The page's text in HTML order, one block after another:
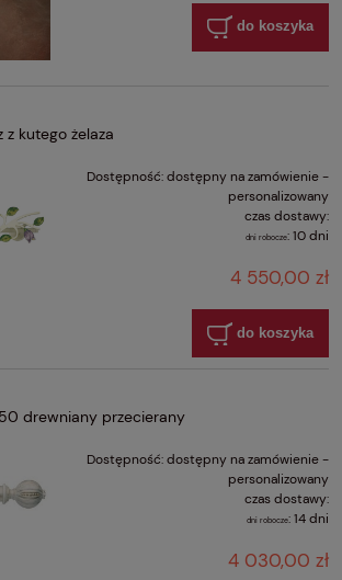
do koszyka
z kutego żelaza
Dostępność:dostępny na zamówienie -
personalizowany
czas dostawy:
dni robocze:10 dni
4 550,00 zł
do koszyka
drewniany przecierany
Dostępność:dostępny na zamówienie -
personalizowany
czas dostawy:
dni robocze:14 dni
4 030,00 zł